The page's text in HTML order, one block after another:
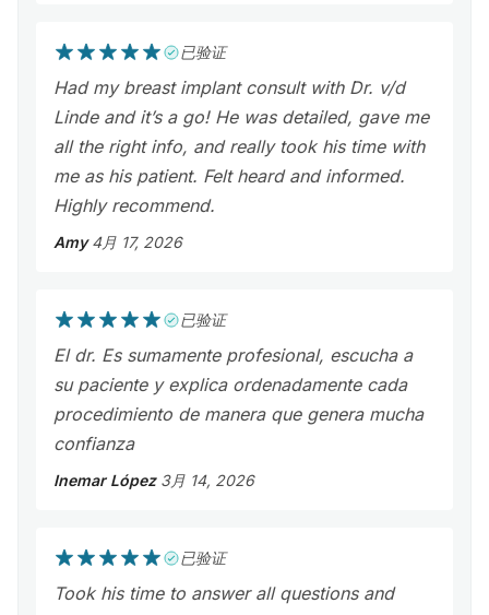
已验证
Had my breast implant consult with Dr. v/d
Linde and it’s a go! He was detailed, gave me
all the right info, and really took his time with
me as his patient. Felt heard and informed.
Highly recommend.
Amy4月 17, 2026
已验证
El dr. Es sumamente profesional, escucha a
su paciente y explica ordenadamente cada
procedimiento de manera que genera mucha
confianza
Inemar López 3月 14, 2026
已验证
Took his time to answer all questions and